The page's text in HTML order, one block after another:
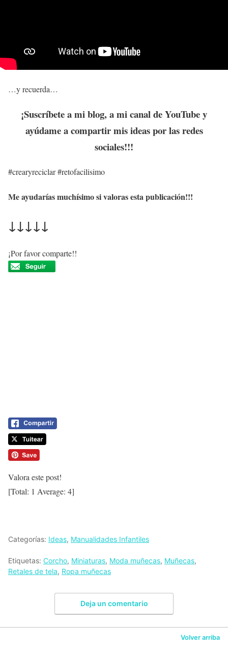
…y recuerda…
¡Suscríbete a mi blog, a mi canal de YouTube y
ayúdame a compartir mis ideas por las redes
sociales!!!
#crearyreciclar #retofacilisimo
Me ayudarías muchísimo si valoras esta publicación!!!
↓↓↓↓↓
¡Por favor comparte!!
Valora este post!
[Total: 1 Average: 4]
Categorías: Ideas, Manualidades Infantiles
Etiquetas: Corcho, Miniaturas, Moda muñecas, Muñecas,
Retales de tela, Ropa muñecas
Deja un comentario
Volver arriba